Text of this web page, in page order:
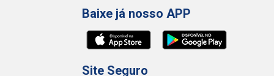
Baixe já nosso APP
Site Seguro